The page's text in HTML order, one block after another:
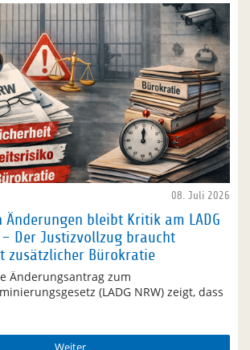
08. Juli 2026
Änderungen bleibt Kritik am LADG
– Der Justizvollzug braucht
zusätzlicher Bürokratie
Änderungsantrag zum
(LADG NRW) zeigt, dass
Weiter